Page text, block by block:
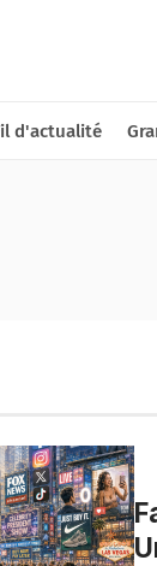
d'actualité